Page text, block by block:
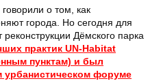
о том, как
города. Но сегодня для
Дёмского парка
практик UN‑Habitat
пунктам) и был
урбанистическом форуме